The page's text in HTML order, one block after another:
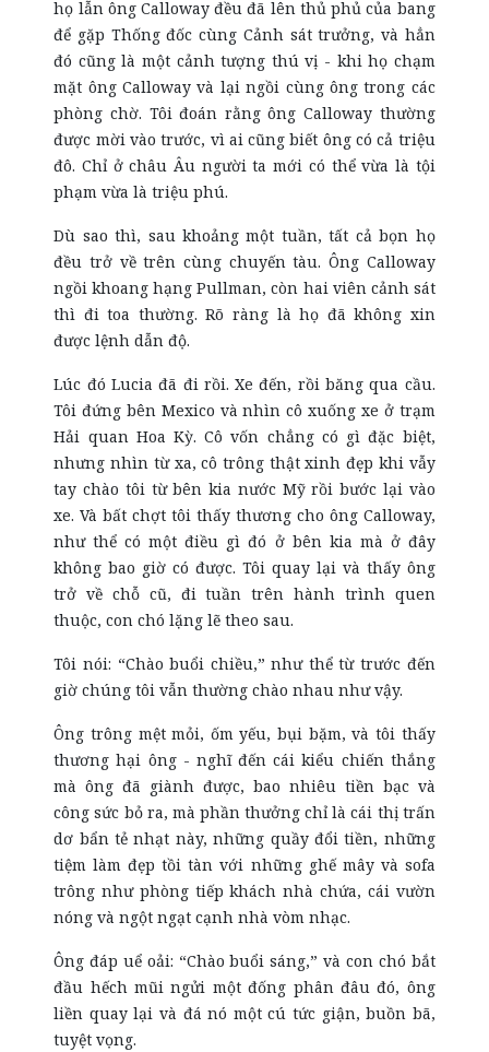
họ lẫn ông Calloway đều đã lên thủ phủ của bang
để gặp Thống đốc cùng Cảnh sát trưởng, và hẳn
đó cũng là một cảnh tượng thú vị - khi họ chạm
mặt ông Calloway và lại ngồi cùng ông trong các
phòng chờ. Tôi đoán rằng ông Calloway thường
được mời vào trước, vì ai cũng biết ông có cả triệu
đô. Chỉ ở châu Âu người ta mới có thể vừa là tội
phạm vừa là triệu phú.
Dù sao thì, sau khoảng một tuần, tất cả bọn họ
đều trở về trên cùng chuyến tàu. Ông Calloway
ngồi khoang hạng Pullman, còn hai viên cảnh sát
thì đi toa thường. Rõ ràng là họ đã không xin
được lệnh dẫn độ.
Lúc đó Lucia đã đi rồi. Xe đến, rồi băng qua cầu.
Tôi đứng bên Mexico và nhìn cô xuống xe ở trạm
Hải quan Hoa Kỳ. Cô vốn chẳng có gì đặc biệt,
nhưng nhìn từ xa, cô trông thật xinh đẹp khi vẫy
tay chào tôi từ bên kia nước Mỹ rồi bước lại vào
xe. Và bất chợt tôi thấy thương cho ông Calloway,
như thể có một điều gì đó ở bên kia mà ở đây
không bao giờ có được. Tôi quay lại và thấy ông
trở về chỗ cũ, đi tuần trên hành trình quen
thuộc, con chó lặng lẽ theo sau.
Tôi nói: “Chào buổi chiều,” như thể từ trước đến
giờ chúng tôi vẫn thường chào nhau như vậy.
Ông trông mệt mỏi, ốm yếu, bụi bặm, và tôi thấy
thương hại ông - nghĩ đến cái kiểu chiến thắng
mà ông đã giành được, bao nhiêu tiền bạc và
công sức bỏ ra, mà phần thưởng chỉ là cái thị trấn
dơ bẩn tẻ nhạt này, những quầy đổi tiền, những
tiệm làm đẹp tồi tàn với những ghế mây và sofa
trông như phòng tiếp khách nhà chứa, cái vườn
nóng và ngột ngạt cạnh nhà vòm nhạc.
Ông đáp uể oải: “Chào buổi sáng,” và con chó bắt
đầu hếch mũi ngửi một đống phân đâu đó, ông
liền quay lại và đá nó một cú tức giận, buồn bã,
tuyệt vọng.